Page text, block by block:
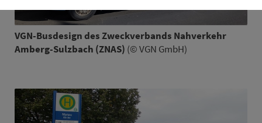
VGN-Busdesign des Zweck­ver­bands Nah­ver­kehr
Amberg-Sulzbach (ZNAS) (© VGN GmbH)